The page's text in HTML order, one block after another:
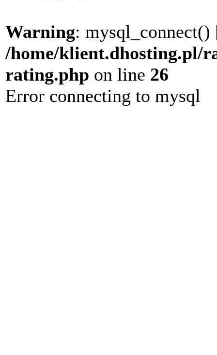
Warning: mysql_connect()
/home/klient.dhosting.pl/
rating.php on line 26
Error connecting to mysql